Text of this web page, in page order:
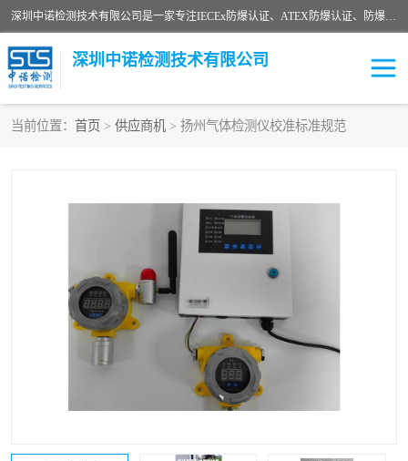
深圳中诺检测技术有限公司是一家专注IECEx防爆认证、ATEX防爆认证、防爆电气检测、防爆合格证、煤安认证等代理机构，可为客户提供从防爆设计、认证、现场检查、工程施工改造、培训等一站式服务。
深圳中诺检测技术有限公司
当前位置： 首页 > 供应商机 > 扬州气体检测仪校准标准规范
防爆3C认证 现场防爆检测
煤安矿安
IECEx防爆认证
防爆资质证书 各国防爆认证
SIL认证